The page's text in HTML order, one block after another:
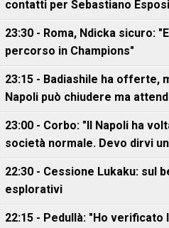
contatti per Sebastiano
23:30 - Roma, Ndicka sicuro:
percorso in Champions"
23:15 - Badiashile ha offerte,
Napoli può chiudere ma
23:00 - Corbo: "Il Napoli ha
società normale. Devo dirvi
22:30 - Cessione Lukaku: sul
esplorativi
22:15 - Pedullà: "Ho